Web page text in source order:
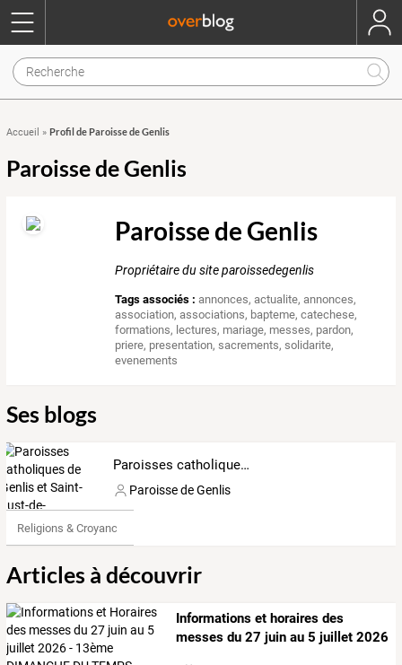
Accueil » Profil de Paroisse de Genlis
Paroisse de Genlis
Paroisse de Genlis
Propriétaire du site paroissedegenlis
Tags associés : annonces,actualite,annonces,
association,associations, bapteme,catechese,
formations, lectures, mariage, messes, pardon,
priere, presentation,sacrements,solidarite,
evenements
Ses blogs
Paroisses catholiques de Genlis et Saint-Just-de-Bretenières (France)
Paroisse de Genlis
Religions & Croyances
Articles à découvrir
Informations et horaires des
messes du 27 juin au 5 juillet 2026